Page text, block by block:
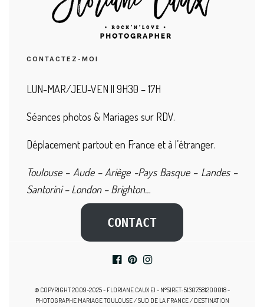
CONTACTEZ-MOI
LUN-MAR/JEU-VEN || 9H30 – 17H
Séances photos & Mariages sur RDV.
Déplacement partout en France et à l’étranger.
Toulouse – Aude – Ariège -Pays Basque – Landes –
Santorini – London – Brighton…
CONTACT
© COPYRIGHT 2009-2025 - FLORIANE CAUX EI - N°SIRET: 51307581200018 -
PHOTOGRAPHE MARIAGE TOULOUSE / SUD DE LA FRANCE / DESTINATION